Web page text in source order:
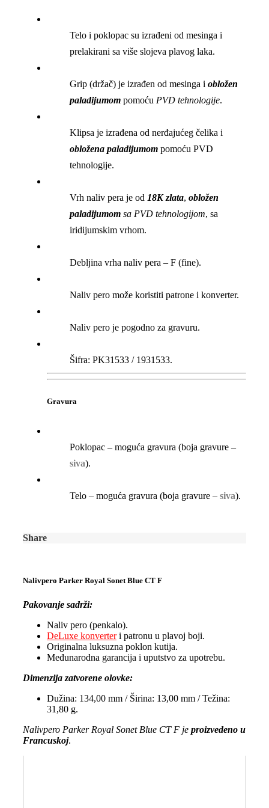
Telo i poklopac su izrađeni od mesinga i
prelakirani sa više slojeva plavog laka.
Grip (držač) je izrađen od mesinga iobložen
paladijumom pomoću PVD tehnologije.
Klipsa je izrađena od nerđajućeg čelika i
obložena paladijumom pomoću PVD
tehnologije.
Vrh naliv pera je od 18K zlata,obložen
paladijumomsa PVD tehnologijom, sa
iridijumskim vrhom.
Debljina vrha naliv pera – F (fine).
Naliv pero može koristiti patrone i konverter.
Naliv pero je pogodno za gravuru.
Šifra: PK31533 / 1931533.
Gravura
Poklopac – moguća gravura (boja gravure –
siva).
Telo – moguća gravura (boja gravure –siva).
Share
Nalivpero Parker Royal Sonet Blue CT F
Pakovanje sadrži:
Naliv pero (penkalo).
DeLuxe konverteri patronu u plavoj boji.
Originalna luksuzna poklon kutija.
Međunarodna garancija i uputstvo za upotrebu.
Dimenzija zatvorene olovke:
Dužina: 134,00 mm / Širina: 13,00 mm / Težina:
31,80 g.
Nalivpero Parker Royal Sonet Blue CT F jeproizvedeno u
Francuskoj.